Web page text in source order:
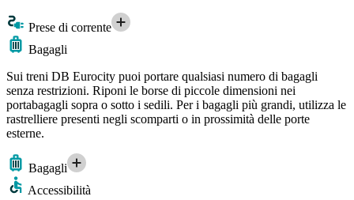
Prese di corrente
Bagagli
Sui treni DB Eurocity puoi portare qualsiasi numero di bagagli
senza restrizioni. Riponi le borse di piccole dimensioni nei
portabagagli sopra o sotto i sedili. Per i bagagli più grandi, utilizza le
rastrelliere presenti negli scomparti o in prossimità delle porte
esterne.
Bagagli
Accessibilità